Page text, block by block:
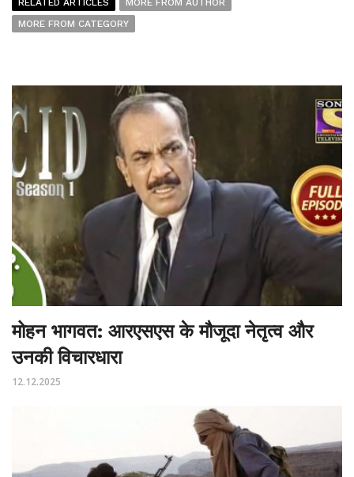
RELATED ARTICLES
MORE FROM AUTHOR
MORE FROM CATEGORY
मोहन भागवत: आरएसएस के मौजूदा नेतृत्व और
उनकी विचारधारा
12.12.2025